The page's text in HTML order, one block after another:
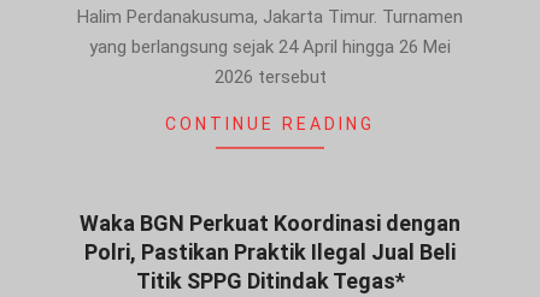
Halim Perdanakusuma, Jakarta Timur. Turnamen
yang berlangsung sejak 24 April hingga 26 Mei
2026 tersebut
CONTINUE READING
Waka BGN Perkuat Koordinasi dengan
Polri, Pastikan Praktik Ilegal Jual Beli
Titik SPPG Ditindak Tegas*